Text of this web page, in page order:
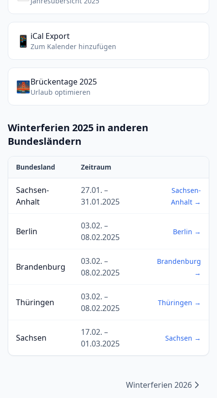
📱 iCal Export
Zum Kalender hinzufügen
🌉Brückentage 2025
Urlaub optimieren
Winterferien 2025 in anderen
Bundesländern
Bundesland Zeitraum
Sachsen-
Anhalt
27.01. –
31.01.2025
Sachsen-
Anhalt →
Berlin
03.02. –
08.02.2025
Berlin →
Brandenburg
03.02. –
08.02.2025
Brandenburg
→
Thüringen
03.02. –
08.02.2025
Thüringen →
Sachsen
17.02. –
01.03.2025
Sachsen →
Winterferien 2026